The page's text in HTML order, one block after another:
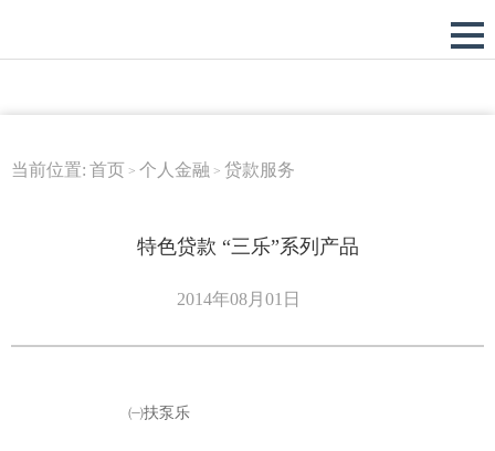
当前位置: 首页 > 个人金融 > 贷款服务
特色贷款 “三乐”系列产品
2014年08月01日
㈠扶泵乐